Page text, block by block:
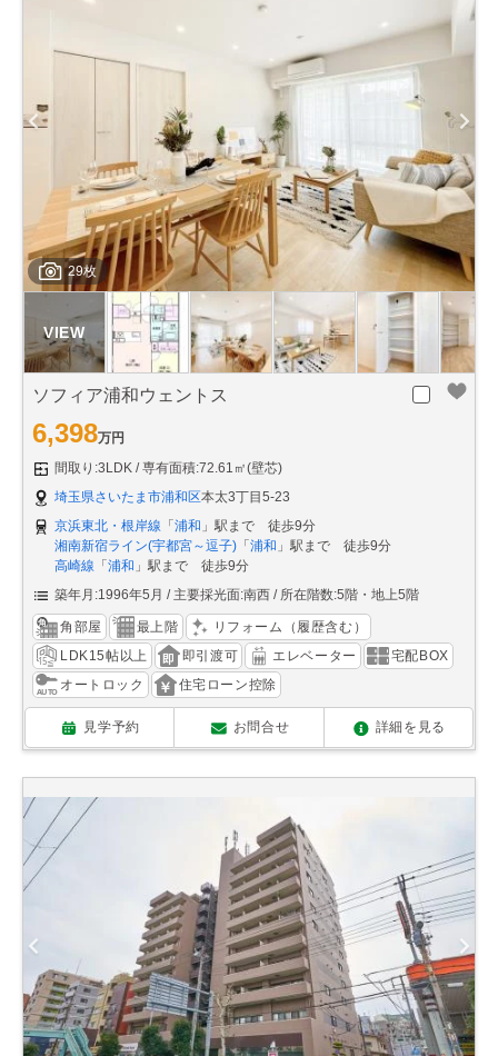
29枚
ソフィア浦和ウェントス
6,398万円
間取り:3LDK
専有面積:72.61㎡(壁芯)
埼玉県さいたま市浦和区本太3丁目5-23
京浜東北・根岸線 「 浦和 」駅まで 徒歩9分
湘南新宿ライン(宇都宮～逗子) 「 浦和 」駅まで 徒歩9分
高崎線 「 浦和 」駅まで 徒歩9分
築年月:1996年5月
主要採光面:南西 所在階数:5階・地上5階
角部屋 最上階
リフォーム（履歴含む）
LDK15帖以上
即引渡可 エレベーター
宅配BOX
オートロック
住宅ローン控除
見学予約 お問合せ 詳細を見る